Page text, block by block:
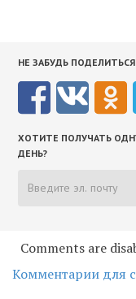
НЕ ЗАБУДЬ
ХОТИТЕ ПОЛУЧАТЬ
ДЕНЬ?
Comments are
Комментарии для